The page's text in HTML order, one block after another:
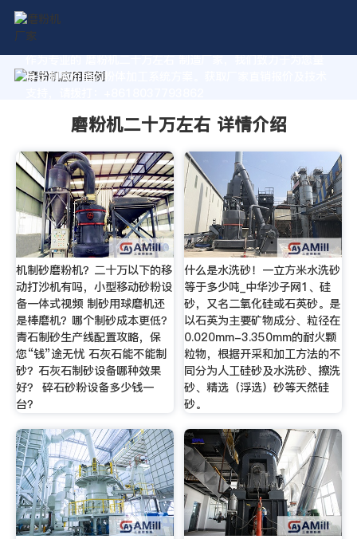
作为专业的 磨粉机二十万左右 制造厂家，我们致力于为您量
身定制高价值的粉体加工系统方案。获取厂家直销报价及技术
磨粉机二十万左右 详情介绍
机制砂磨粉机？二十万以下的移
动打沙机有吗，小型移动砂粉设
备一体式视频 制砂用球磨机还
是棒磨机？哪个制砂成本更低？
青石制砂生产线配置攻略，保
您“钱”途无忧 石灰石能不能制
砂？石灰石制砂设备哪种效果
好？ 碎石砂粉设备多少钱一
台？
什么是水洗砂！一立方米水洗砂
等于多少吨_中华沙子网1、硅
砂，又名二氧化硅或石英砂。是
以石英为主要矿物成分、粒径在
0.020mm-3.350mm的耐火颗
粒物，根据开采和加工方法的不
同分为人工硅砂及水洗砂、擦洗
砂、精选（浮选）砂等天然硅
砂。